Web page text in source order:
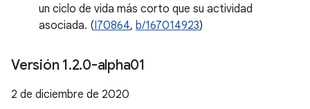
un ciclo de vida más corto que su actividad
asociada. (I70864, b/167014923)
Versión 1.2.0-alpha01
2 de diciembre de 2020